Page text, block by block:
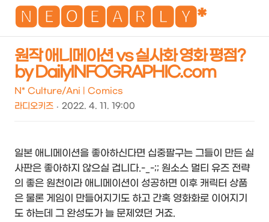
🅽🅴🅾🅴🅰🆁🅻🆈*
원작 애니메이션 vs 실사화 영화 평점?
by DailyINFOGRAPHIC.com
N* Culture/Ani | Comics
라디오키즈
2022. 4. 11. 19:00
일본 애니메이션을 좋아하신다면 십중팔구는 그들이 만든 실
사판은 좋아하지 않으실 겁니다.-_-;; 원소스 멀티 유즈 전략
의 좋은 원천이라 애니메이션이 성공하면 이후 캐릭터 상품
은 물론 게임이 만들어지기도 하고 간혹 영화화로 이어지기
도 하는데 그 완성도가 늘 문제였던 거죠.